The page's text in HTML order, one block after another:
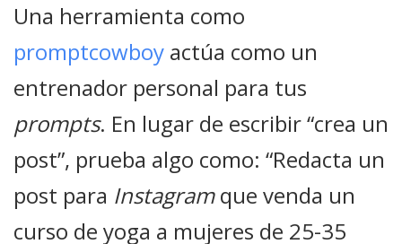
Una herramienta como
promptcowboy actúa como un
entrenador personal para tus
prompts. En lugar de escribir “crea un
post”, prueba algo como: “Redacta un
post para Instagramque venda un
curso de yoga a mujeres de 25-35